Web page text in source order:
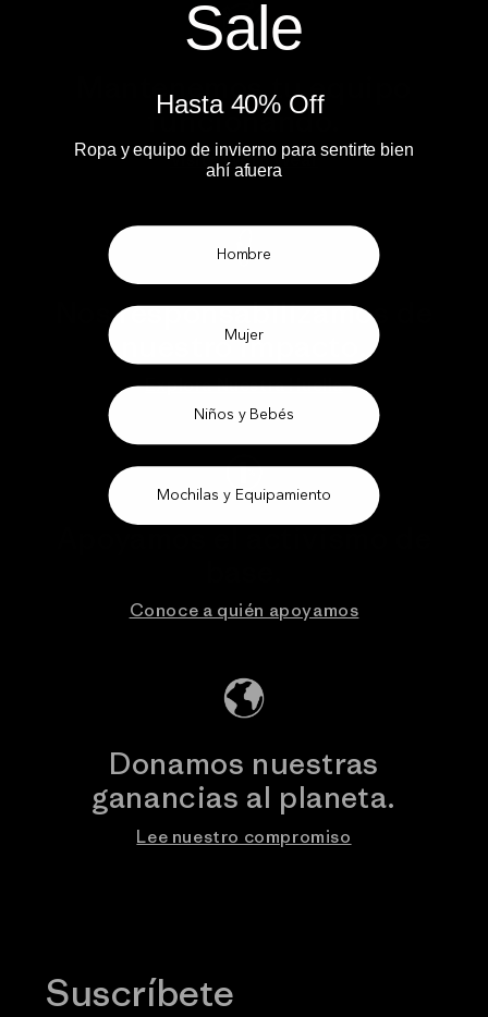
Mantenemos tu equipo
funcionando.
Visita Worn Wear
Nos responsabilizamos de
nuestro impacto.
Explora Nuestra Huella
Conoce a quién apoyamos
Donamos nuestras
ganancias al planeta.
Lee nuestro compromiso
Suscríbete
Sale
Hasta 40% Off ​
Ropa y equipo de invierno para sentirte bien
ahí afuera​
Hombre
Mujer
Niños y Bebés
Mochilas y Equipamiento